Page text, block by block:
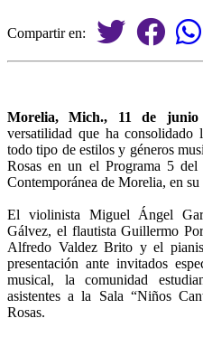
Compartir en:
Morelia, Mich., 11 de junio
versatilidad que ha
todo tipo de estilos y géneros
Rosas en un el Programa 5
Contemporánea de Morelia, en
El violinista Miguel Ángel
Gálvez, el flautista Guillermo
Alfredo Valdez Brito y el
presentación ante invitados
musical, la comunidad
asistentes a la Sala “Niños
Rosas.